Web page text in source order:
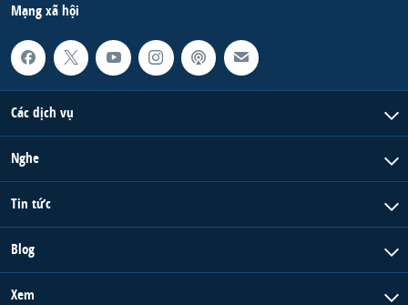
Mạng xã hội
Các dịch vụ
Nghe
Tin tức
Blog
Xem